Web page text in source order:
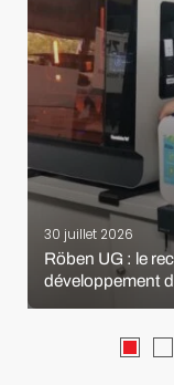
30 juillet 2026
Röben UG : le
développement